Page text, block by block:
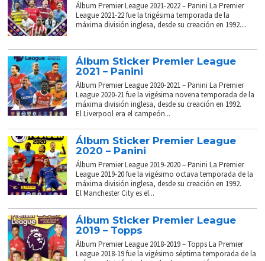
Álbum Premier League 2021-2022 – Panini La Premier
League 2021-22 fue la trigésima temporada de la
máxima división inglesa, desde su creación en 1992....
Álbum Sticker Premier League
2021 – Panini
Álbum Premier League 2020-2021 – Panini La Premier
League 2020-21 fue la vigésima novena temporada de la
máxima división inglesa, desde su creación en 1992.
El Liverpool era el campeón...
Álbum Sticker Premier League
2020 – Panini
Álbum Premier League 2019-2020 – Panini La Premier
League 2019-20 fue la vigésimo octava temporada de la
máxima división inglesa, desde su creación en 1992.
El Manchester City es el...
Álbum Sticker Premier League
2019 – Topps
Álbum Premier League 2018-2019 – Topps La Premier
League 2018-19 fue la vigésimo séptima temporada de la